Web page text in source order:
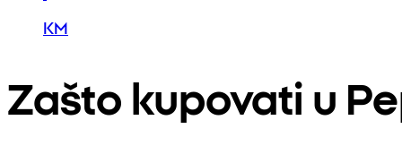
KM
Zašto kupovati u